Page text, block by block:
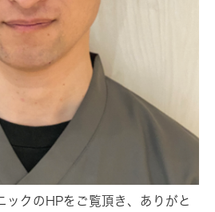
ックのHPをご覧頂き、ありがと